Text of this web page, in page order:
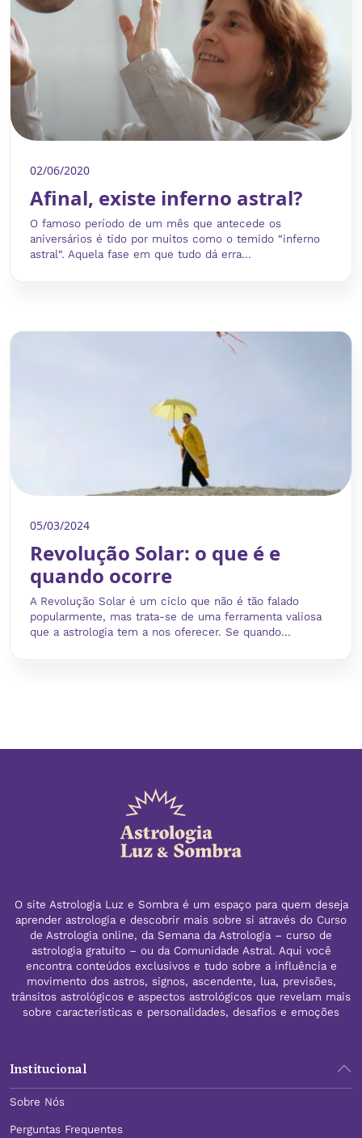
02/06/2020
Afinal, existe inferno astral?
O famoso período de um mês que antecede os
aniversários é tido por muitos como o temido “inferno
astral“. Aquela fase em que tudo dá erra...
05/03/2024
Revolução Solar: o que é e
quando ocorre
A Revolução Solar é um ciclo que não é tão falado
popularmente, mas trata-se de uma ferramenta valiosa
que a astrologia tem a nos oferecer. Se quando...
O site Astrologia Luz e Sombra é um espaço para quem deseja
aprender astrologia e descobrir mais sobre si através do Curso
de Astrologia online, da Semana da Astrologia – curso de
astrologia gratuito – ou da Comunidade Astral. Aqui você
encontra conteúdos exclusivos e tudo sobre a influência e
movimento dos astros, signos, ascendente, lua, previsões,
trânsitos astrológicos e aspectos astrológicos que revelam mais
sobre características e personalidades, desafios e emoções
Institucional
Sobre Nós
Perguntas Frequentes